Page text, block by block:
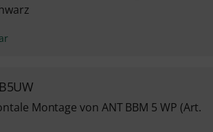
Montage von ANT BBM 5 WP (Art.